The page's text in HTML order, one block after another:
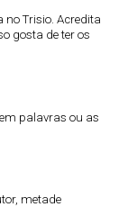
Trisio. Acredita
gosta de ter os
palavras ou as
metade